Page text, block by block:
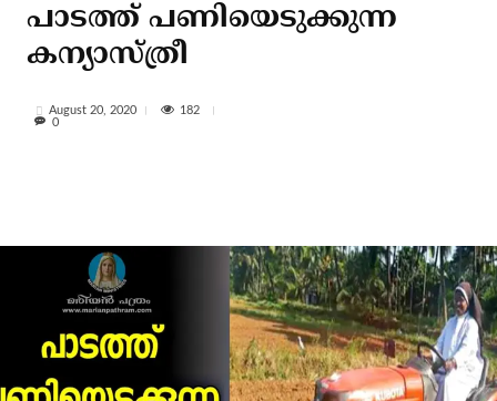
പാടത്ത് പണിയെടുക്കുന്ന
കന്യാസ്ത്രീ
August 20, 2020
182
0